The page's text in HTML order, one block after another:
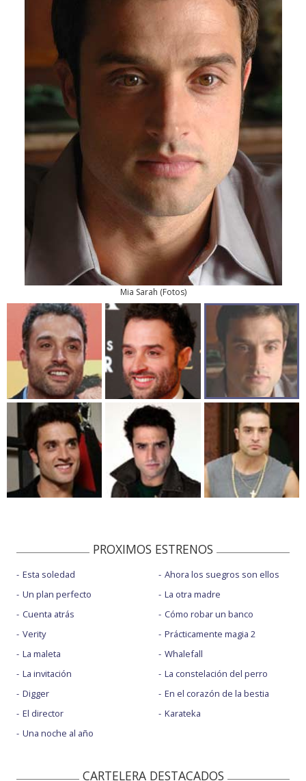
Mia Sarah (Fotos)
PROXIMOS ESTRENOS
Esta soledad
Un plan perfecto
Cuenta atrás
Verity
La maleta
La invitación
Digger
El director
Una noche al año
Ahora los suegros son ellos
La otra madre
Cómo robar un banco
Prácticamente magia 2
Whalefall
La constelación del perro
En el corazón de la bestia
Karateka
CARTELERA DESTACADOS